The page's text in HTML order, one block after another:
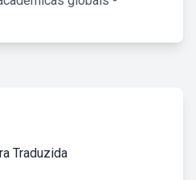
Traduzida